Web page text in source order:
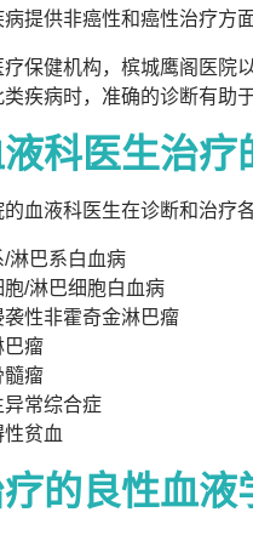
提供非癌性和癌性治疗方
保健机构，槟城鹰阁医院
类疾病时，准确的诊断有助
科医生治
血液科医生在诊断和治疗
/淋巴系白血病
/淋巴细胞白血病
袭性非霍奇金淋巴瘤
巴瘤
髓瘤
异常综合症
贫血
的良性血液